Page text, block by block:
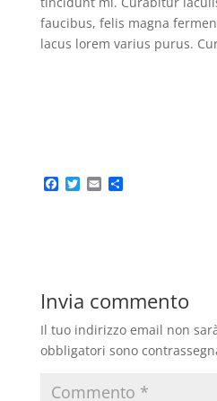
faucibus, felis magna
lacus lorem varius purus.
F T E C
i
Invia commento
Il tuo indirizzo email non
obbligatori sono